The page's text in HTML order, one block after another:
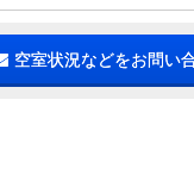
空室状況などをお問い